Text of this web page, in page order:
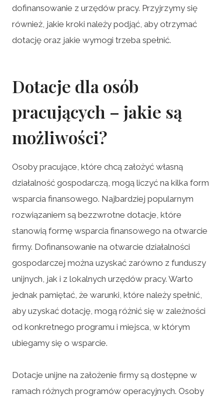
dofinansowanie z urzędów pracy. Przyjrzymy się
również, jakie kroki należy podjąć, aby otrzymać
dotację oraz jakie wymogi trzeba spełnić.
Dotacje dla osób
pracujących – jakie są
możliwości?
Osoby pracujące, które chcą założyć własną
działalność gospodarczą, mogą liczyć na kilka form
wsparcia finansowego. Najbardziej popularnym
rozwiązaniem są bezzwrotne dotacje, które
stanowią formę wsparcia finansowego na otwarcie
firmy. Dofinansowanie na otwarcie działalności
gospodarczej można uzyskać zarówno z funduszy
unijnych, jak i z lokalnych urzędów pracy. Warto
jednak pamiętać, że warunki, które należy spełnić,
aby uzyskać dotację, mogą różnić się w zależności
od konkretnego programu i miejsca, w którym
ubiegamy się o wsparcie.
Dotacje unijne na założenie firmy są dostępne w
ramach różnych programów operacyjnych. Osoby